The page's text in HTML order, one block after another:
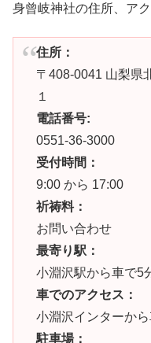
身曾岐神社の住所、ア
住所：
〒408-0041 山梨県
１
電話番号:
0551-36-3000
受付時間：
9:00 から 17:00
祈祷料：
お問い合わせ
最寄り駅：
小淵沢駅から車で5
車でのアクセス：
小淵沢インターか
駐車場：